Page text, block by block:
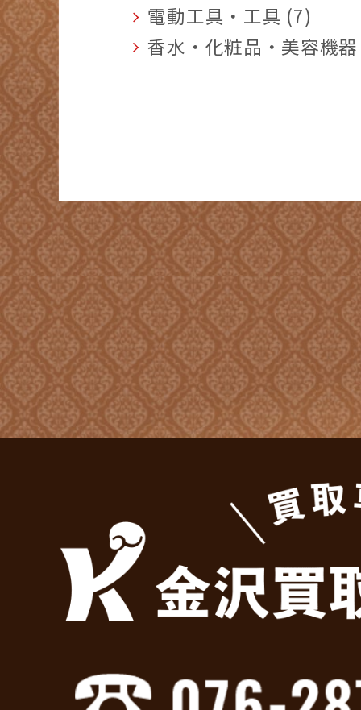
電動工具・工具 (7)
香水・化粧品・美容機